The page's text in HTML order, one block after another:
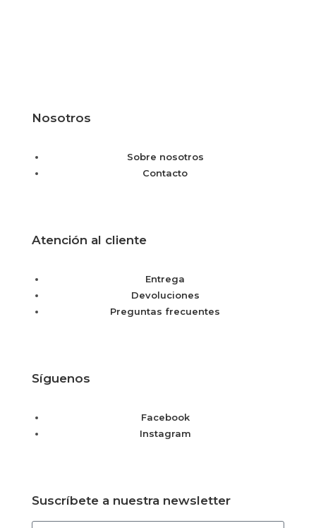
Nosotros
Sobre nosotros
Contacto
Atención al cliente
Entrega
Devoluciones
Preguntas frecuentes
Síguenos
Facebook
Instagram
Suscríbete a nuestra newsletter